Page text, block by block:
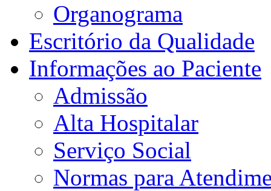
Organograma
Escritório da Qualidade
Informações ao Paciente
Admissão
Alta Hospitalar
Serviço Social
Normas para